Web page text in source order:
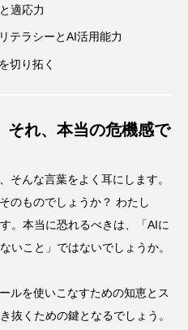
適応力
テラシーとAI活用能力
切り拓く
それ、本当の危機感で
そんな言葉をよく耳にします。
のものでしょうか？ わたし
。本当に恐れるべきは、「AIに
いこと」ではないでしょうか。
ルを使いこなすための知恵とス
抜くための鍵となるでしょう。